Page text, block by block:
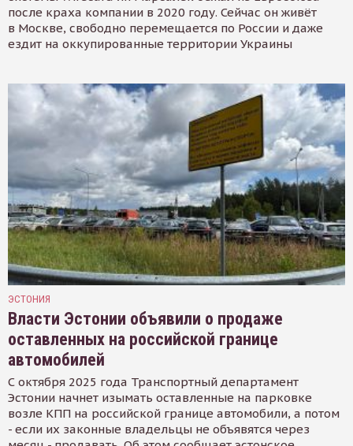
после краха компании в 2020 году. Сейчас он живёт
в Москве, свободно перемещается по России и даже
ездит на оккупированные территории Украины
ЭСТОНИЯ
Власти Эстонии объявили о продаже
оставленных на российской границе
автомобилей
С октября 2025 года Транспортный департамент
Эстонии начнет изымать оставленные на парковке
возле КПП на российской границе автомобили, а потом
- если их законные владельцы не объявятся через